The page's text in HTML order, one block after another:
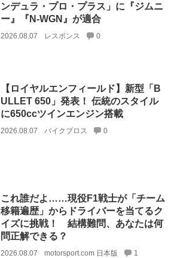
ンデュラ・プロ・プラス」に『ジムニ
ー』『N-WGN』が適合
2026.08.07 レスポンス 0
【ロイヤルエンフィールド】新型「B
ULLET 650」発表！ 伝統のスタイル
に650ccツインエンジン搭載
2026.08.07 バイクブロス 0
これ誰だよ……現役F1戦士が「チーム
移籍遍歴」からドライバーを当てるク
イズに挑戦！ 結構難問、あなたは何
問正解できる？
2026.08.07 motorsport.com 日本版 1